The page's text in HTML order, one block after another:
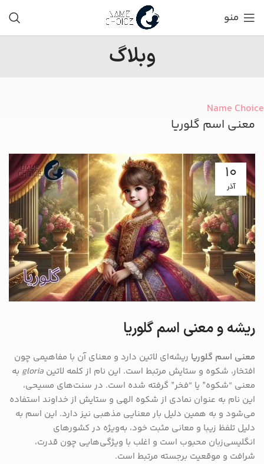
منو
وبلاگ
Name Choice
معنی اسم گلوریا
10
آذر
ریشه و معنی اسم گلوریا
معنی اسم گلوریا ریشه‌ای لاتین دارد و معنای آن با مفاهیمی چون
افتخار، شکوه و ستایش مرتبط است. این نام از کلمه لاتین gloria به
معنی “شکوه” یا “فخر” گرفته شده است. در سنت‌های مسیحی،
این نام به عنوان نمادی از شکوه الهی و ستایش از خداوند استفاده
می‌شود و به همین دلیل بار معنایی مذهبی نیز دارد. این اسم به
دلیل تلفظ زیبا و معانی مثبت خود، به‌ویژه در کشورهای
انگلیسی‌زبان محبوب است و اغلب با ویژگی‌هایی چون قدرت،
شرافت و موقعیت برجسته مرتبط است​.